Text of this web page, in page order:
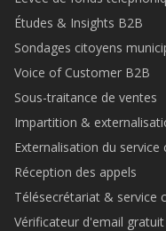
Études & Insights B2B
Sondages citoyens
Voice of Customer B2B
Sous-traitance de ventes
Impartition &
Externalisation du service
Réception des appels
Télésecrétariat & service
Vérificateur d'email gratuit